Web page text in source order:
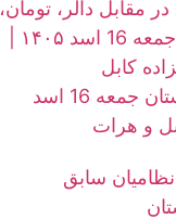
مقابل دالر، تومان،
کابل
قیمت طلا در افغانستان جمعه 16 اسد
سابق